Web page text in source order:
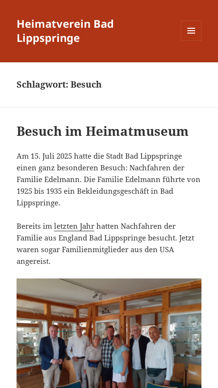
Heimatverein Bad
Lippspringe
WIDGETS
Schlagwort:Besuch
Besuch im Heimatmuseum
Am 15. Juli 2025 hatte die Stadt Bad Lippspringe
einen ganz besonderen Besuch: Nachfahren der
Familie Edelmann. Die Familie Edelmann führte von
1925 bis 1935 ein Bekleidungsgeschäft in Bad
Lippspringe.
Bereits imletzten Jahr hatten Nachfahren der
Familie aus England Bad Lippspringe besucht. Jetzt
waren sogar Familienmitglieder aus den USA
angereist.